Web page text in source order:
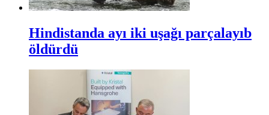
Hindistanda ayı iki uşağı parçalayıb
öldürdü